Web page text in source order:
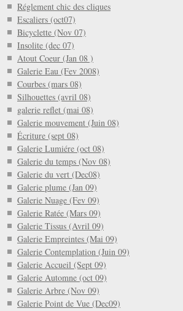
Réglement chic des cliques
Escaliers (oct07)
Bicyclette (Nov 07)
Insolite (dec 07)
Atout Coeur (Jan 08 )
Galerie Eau (Fev 2008)
Courbes (mars 08)
Silhouettes (avril 08)
galerie reflet (mai 08)
Galerie mouvement (Juin 08)
Écriture (sept 08)
Galerie Lumiére (oct 08)
Galerie du temps (Nov 08)
Galerie du vert (Dec08)
Galerie plume (Jan 09)
Galerie Nuage (Fev 09)
Galerie Ratée (Mars 09)
Galerie Tissus (Avril 09)
Galerie Empreintes (Mai 09)
Galerie Contemplation (Juin 09)
Galerie Accueil (Sept 09)
Galerie Automne (oct 09)
Galerie Arbre (Nov 09)
Galerie Point de Vue (Dec09)